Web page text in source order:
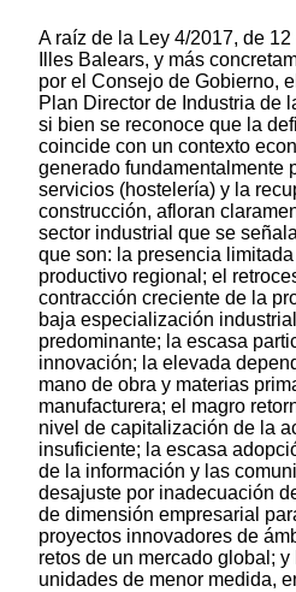
A raíz de la Ley 4/2017, de
Illes Balears, y más
por el Consejo de Gobierno,
Plan Director de Industria de
si bien se reconoce que la
coincide con un contexto
generado fundamentalmente
servicios (hostelería) y la
construcción, afloran
sector industrial que se
que son: la presencia
productivo regional; el
contracción creciente de la
baja especialización
predominante; la escasa
innovación; la elevada
mano de obra y materias
manufacturera; el magro
nivel de capitalización de la
insuficiente; la escasa
de la información y las
desajuste por inadecuación
de dimensión empresarial
proyectos innovadores de
retos de un mercado global;
unidades de menor medida,